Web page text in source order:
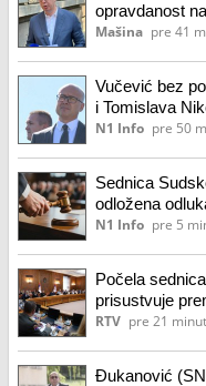
opravdanost
i državna
Mašina pre 41
Vučević bez
i Tomislava
N1 Info pre 50
Sednica
odložena
N1 Info pre 5
Počela
prisustvuje
RTV pre 21
Đukanović